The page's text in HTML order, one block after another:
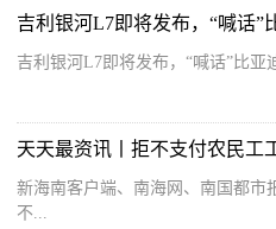
吉利银河L7即将发布，“喊话”
吉利银河L7即将发布，“喊话”比亚
新海南客户端、南海网、南国都市
不...